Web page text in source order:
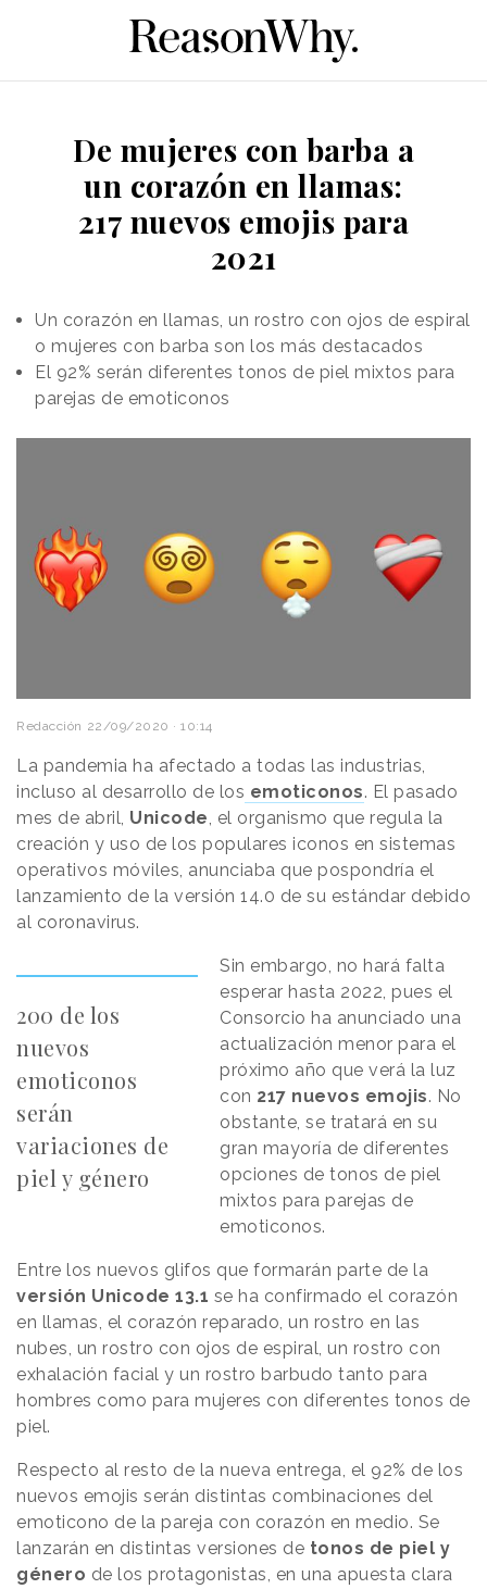
De mujeres con barba a
un corazón en llamas:
217 nuevos emojis para
2021
Un corazón en llamas, un rostro con ojos de espiral
o mujeres con barba son los más destacados
El 92% serán diferentes tonos de piel mixtos para
parejas de emoticonos
Redacción 22/09/2020 · 10:14
La pandemia ha afectado a todas las industrias,
incluso al desarrollo de los emoticonos. El pasado
mes de abril, Unicode, el organismo que regula la
creación y uso de los populares iconos en sistemas
operativos móviles, anunciaba que pospondría el
lanzamiento de la versión 14.0 de su estándar debido
al coronavirus.
200 de los
nuevos
emoticonos
serán
variaciones de
piel y género
Sin embargo, no hará falta
esperar hasta 2022, pues el
Consorcio ha anunciado una
actualización menor para el
próximo año que verá la luz
con 217 nuevos emojis. No
obstante, se tratará en su
gran mayoría de diferentes
opciones de tonos de piel
mixtos para parejas de
emoticonos.
Entre los nuevos glifos que formarán parte de la
versión Unicode 13.1 se ha confirmado el corazón
en llamas, el corazón reparado, un rostro en las
nubes, un rostro con ojos de espiral, un rostro con
exhalación facial y un rostro barbudo tanto para
hombres como para mujeres con diferentes tonos de
piel.
Respecto al resto de la nueva entrega, el 92% de los
nuevos emojis serán distintas combinaciones del
emoticono de la pareja con corazón en medio. Se
lanzarán en distintas versiones de tonos de piel y
género de los protagonistas, en una apuesta clara